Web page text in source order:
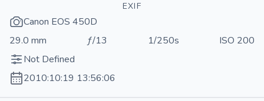
EXIF
Canon EOS 450D
29.0 mm
ƒ/13 1/250s
ISO 200
Not Defined
2010:10:19 13:56:06